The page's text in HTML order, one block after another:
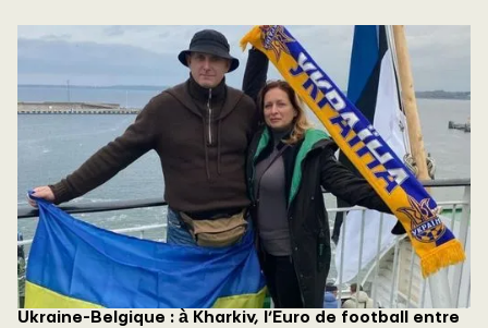
стадіонів, які приймають чемпіонат Європи з футболу,
були особливі вболівальники з України: на іграх нашої
збірної вони були в чорних футболках з портретами
своїх рідних – загиблих захисників України, запеклих
футбольних фанів українських клубів.
Ukraine-Belgique : à Kharkiv, l’Euro de football entre